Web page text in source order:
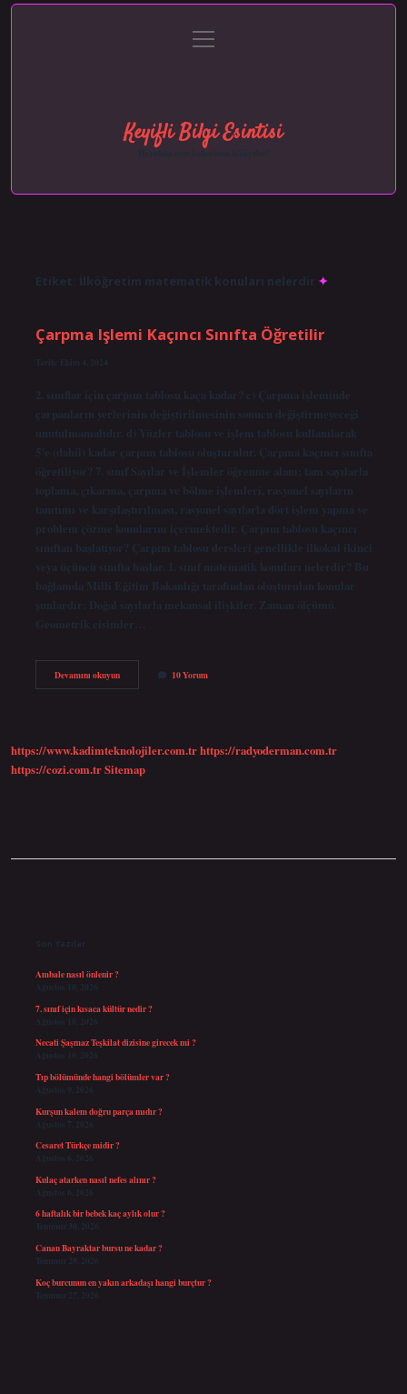
Gizlilik Politikası
menüyü
aç
Keyifli Bilgi Esintisi
Hayatına neşe katan kısa hikayeler!
Etiket: İlköğretim matematik konuları nelerdir
Çarpma Işlemi Kaçıncı Sınıfta Öğretilir
Tarih: Ekim 4, 2024
2. sınıflar için çarpım tablosu kaça kadar? c) Çarpma işleminde
çarpanların yerlerinin değiştirilmesinin sonucu değiştirmeyeceği
unutulmamalıdır. d) Yüzler tablosu ve işlem tablosu kullanılarak
5’e (dahil) kadar çarpım tablosu oluşturulur. Çarpma kaçıncı sınıfta
öğretiliyor? 7. sınıf Sayılar ve İşlemler öğrenme alanı; tam sayılarla
toplama, çıkarma, çarpma ve bölme işlemleri, rasyonel sayıların
tanıtımı ve karşılaştırılması, rasyonel sayılarla dört işlem yapma ve
problem çözme konularını içermektedir. Çarpım tablosu kaçıncı
sınıftan başlatıyor? Çarpım tablosu dersleri genellikle ilkokul ikinci
veya üçüncü sınıfta başlar. 1. sınıf matematik konuları nelerdir? Bu
bağlamda Milli Eğitim Bakanlığı tarafından oluşturulan konular
şunlardır: Doğal sayılarla mekansal ilişkiler. Zaman ölçümü.
Geometrik cisimler…
Devamını okuyunÇarpma
Işlemi
10 Yorum
https://www.kadimteknolojiler.com.trhttps://radyoderman.com.tr
https://cozi.com.trSitemap
Son Yazılar
Ambale nasıl önlenir ?
Ağustos 10, 2026
7. sınıf için kısaca kültür nedir ?
Ağustos 10, 2026
Necati Şaşmaz Teşkilat dizisine girecek mi ?
Ağustos 10, 2026
Tıp bölümünde hangi bölümler var ?
Ağustos 9, 2026
Kurşun kalem doğru parça mıdır ?
Ağustos 7, 2026
Cesaret Türkçe midir ?
Ağustos 6, 2026
Kulaç atarken nasıl nefes alınır ?
Ağustos 6, 2026
6 haftalık bir bebek kaç aylık olur ?
Temmuz 30, 2026
Canan Bayraktar bursu ne kadar ?
Temmuz 29, 2026
Koç burcunun en yakın arkadaşı hangi burçtur ?
Temmuz 27, 2026